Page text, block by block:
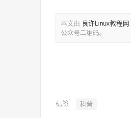
本文由 良许Linux教程网
公众号二维码。
标签: 科普